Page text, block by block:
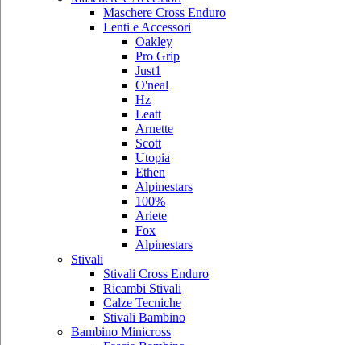
Maschere Cross Enduro
Lenti e Accessori
Oakley
Pro Grip
Just1
O'neal
Hz
Leatt
Arnette
Scott
Utopia
Ethen
Alpinestars
100%
Ariete
Fox
Alpinestars
Stivali
Stivali Cross Enduro
Ricambi Stivali
Calze Tecniche
Stivali Bambino
Bambino Minicross